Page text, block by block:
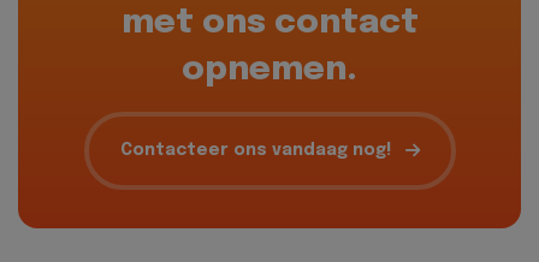
met ons contact
opnemen.
Contacteer ons vandaag nog!